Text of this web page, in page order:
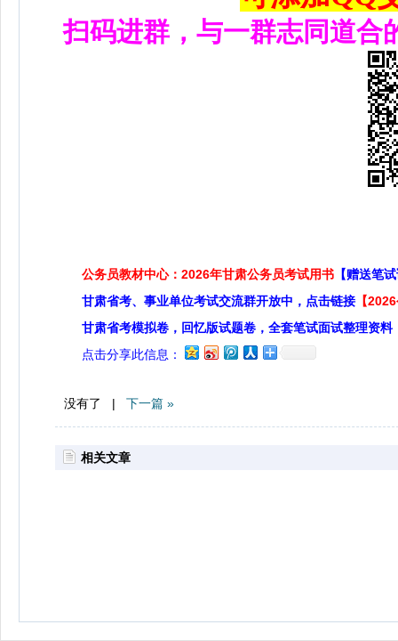
扫码进群，与一群志同道合
公务员教材中心：2026年甘肃公务员考试用书 【赠送笔
甘肃省考、事业单位考试交流群开放中，点击链接 【
甘肃省考模拟卷，回忆版试题卷，全套笔试面试整理资料
点击分享此信息：
没有了 | 下一篇 »
相关文章